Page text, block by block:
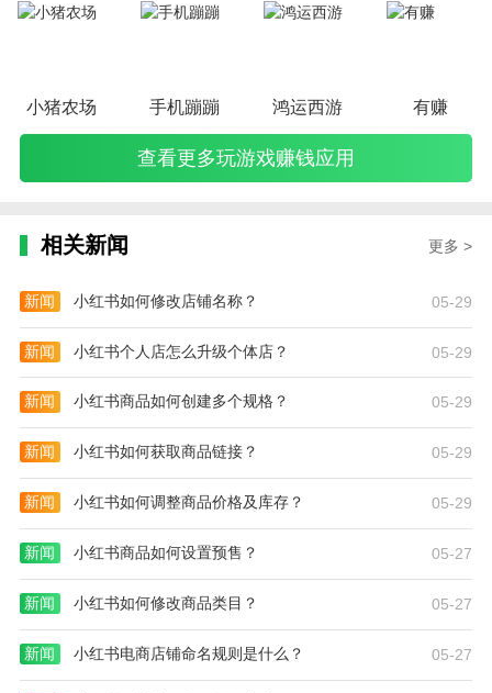
小猪农场 手机蹦蹦 鸿运西游 有赚
查看更多玩游戏赚钱应用
相关新闻 更多 >
新闻 小红书如何修改店铺名称？ 05-29
新闻 小红书个人店怎么升级个体店？ 05-29
新闻 小红书商品如何创建多个规格？ 05-29
新闻 小红书如何获取商品链接？ 05-29
新闻 小红书如何调整商品价格及库存？ 05-29
新闻 小红书商品如何设置预售？ 05-27
新闻 小红书如何修改商品类目？ 05-27
新闻 小红书电商店铺命名规则是什么？ 05-27